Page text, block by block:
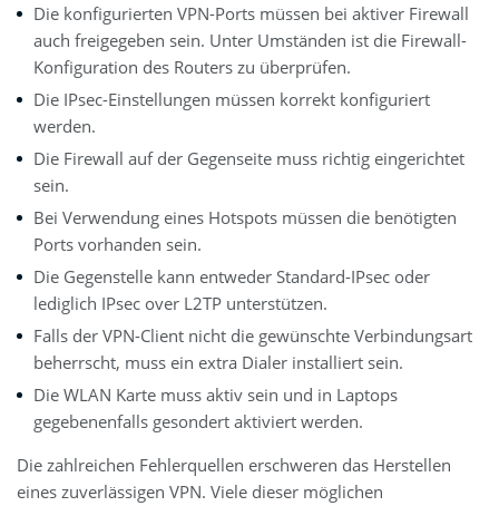
Die konfigurierten VPN-Ports müssen bei aktiver Firewall
auch freigegeben sein. Unter Umständen ist die Firewall-
Konfiguration des Routers zu überprüfen.
Die IPsec-Einstellungen müssen korrekt konfiguriert
werden.
Die Firewall auf der Gegenseite muss richtig eingerichtet
sein.
Bei Verwendung eines Hotspots müssen die benötigten
Ports vorhanden sein.
Die Gegenstelle kann entweder Standard-IPsec oder
lediglich IPsec over L2TP unterstützen.
Falls der VPN-Client nicht die gewünschte Verbindungsart
beherrscht, muss ein extra Dialer installiert sein.
Die WLAN Karte muss aktiv sein und in Laptops
gegebenenfalls gesondert aktiviert werden.
Die zahlreichen Fehlerquellen erschweren das Herstellen
eines zuverlässigen VPN. Viele dieser möglichen